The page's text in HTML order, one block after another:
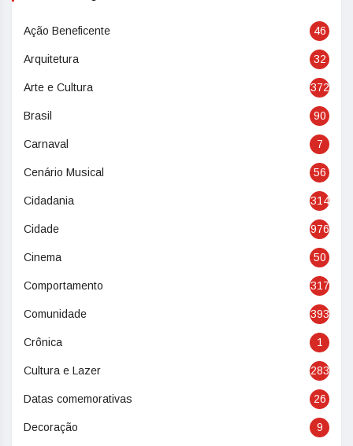
Ação Beneficente 46
Arquitetura 32
Arte e Cultura 372
Brasil 90
Carnaval 7
Cenário Musical 56
Cidadania 314
Cidade 976
Cinema 50
Comportamento 317
Comunidade 393
Crônica 1
Cultura e Lazer 283
Datas comemorativas 26
Decoração 9